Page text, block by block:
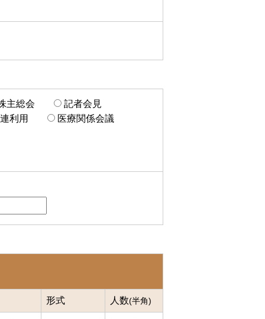
主総会
記者会見
利用
医療関係会議
形式 人数(半角)